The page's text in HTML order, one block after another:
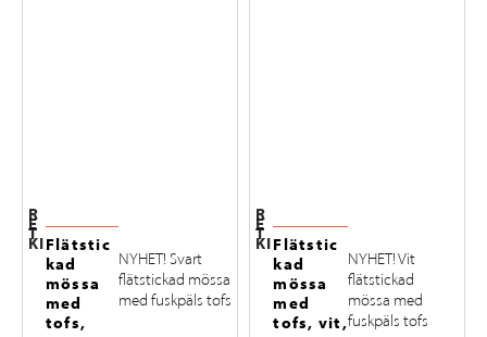
R
E
T
KIFlätstic
kad
mössa
med
tofs,
NYHET! Svart
flätstickad mössa
med fuskpäls tofs
R
E
T
KIFlätstic
kad
mössa
med
tofs, vit,
NYHET! Vit
flätstickad
mössa med
fuskpäls tofs